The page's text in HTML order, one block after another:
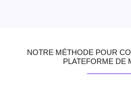
NOTRE MÉTHODE POUR
PLATEFORME DE